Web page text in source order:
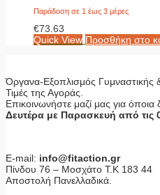
Παράδοση σε 1 έως 3 μέρες
€73.63
Quick View Προσθήκη στο
Όργανα-Εξοπλισμός Γυμναστικής
Τιμές της Αγοράς.
Επικοινωνήστε μαζί μας για όποια
Δευτέρα με Παρασκευή από τις
E-mail: info@fitaction.gr
Πίνδου 76 – Μοσχάτο Τ.Κ 183 44
Αποστολή Πανελλαδικά.